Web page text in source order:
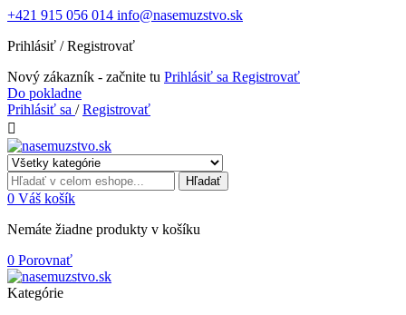
+421 915 056 014 info@nasemuzstvo.sk
Prihlásiť / Registrovať
Nový zákazník - začnite tu Prihlásiť sa Registrovať
Do pokladne
Prihlásiť sa /Registrovať

Hľadať
0 Váš košík
Nemáte žiadne produkty v košíku
0 Porovnať
Kategórie